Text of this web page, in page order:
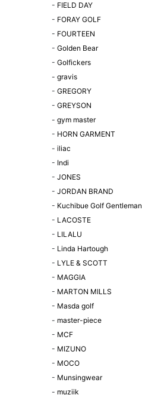
- FIELD DAY
- FORAY GOLF
- FOURTEEN
- Golden Bear
- Golfickers
- gravis
- GREGORY
- GREYSON
- gym master
- HORN GARMENT
- iliac
- Indi
- JONES
- JORDAN BRAND
- Kuchibue Golf Gentleman
- LACOSTE
- LILALU
- Linda Hartough
- LYLE & SCOTT
- MAGGIA
- MARTON MILLS
- Masda golf
- master-piece
- MCF
- MIZUNO
- MOCO
- Munsingwear
- muziik